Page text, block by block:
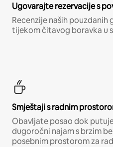
Ugovarajte rezervacije s
Recenzije naših pouzdanih
tijekom čitavog boravka u
Smještaji s radnim
Obavljate posao dok
dugoročni najam s brzim
posebnim prostorom za